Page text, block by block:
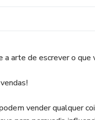
a arte de escrever o que
vender qualquer